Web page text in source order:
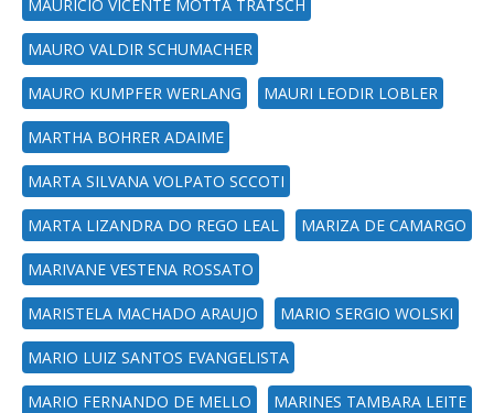
MAURÍCIO VICENTE MOTTA TRATSCH
MAURO VALDIR SCHUMACHER
MAURO KUMPFER WERLANG MAURI LEODIR LOBLER
MARTHA BOHRER ADAIME
MARTA SILVANA VOLPATO SCCOTI
MARTA LIZANDRA DO REGO LEAL MARIZA DE CAMARGO
MARIVANE VESTENA ROSSATO
MARISTELA MACHADO ARAUJO MARIO SERGIO WOLSKI
MARIO LUIZ SANTOS EVANGELISTA
MARIO FERNANDO DE MELLO MARINES TAMBARA LEITE